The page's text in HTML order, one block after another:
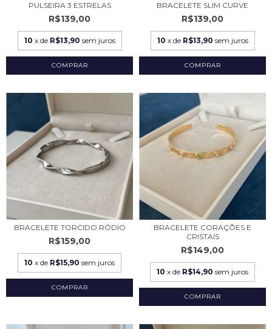
PULSEIRA 3 ESTRELAS
R$139,00
10 x de R$13,90 sem juros
BRACELETE SLIM CURVE
R$139,00
10 x de R$13,90 sem juros
BRACELETE TORCIDO RÓDIO
R$159,00
10 x de R$15,90 sem juros
BRACELETE CORAÇÕES E
CRISTAIS
R$149,00
10 x de R$14,90 sem juros